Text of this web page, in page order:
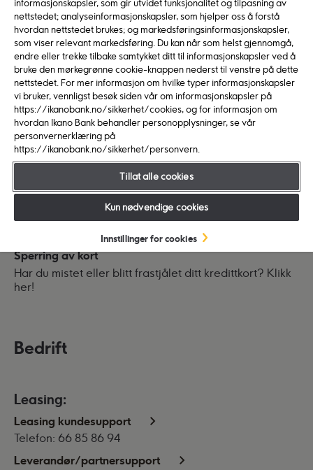
Privat
IKEA Kort
Telefon: 66 85 86 00
Ikano Lånet
Telefon: 66 85 86 66
Ikano Visa
Telefon: 66 85 86 88
Innlogging til Min Side
kan du ordne mye selv, bl.a kan du hente
Sperring av kort
Har du mistet eller blitt frastjålet ditt kredittkort? Klikk
her!
Bedrift
Leasing:
Leasing kundesupport
Telefon: 66 85 86 94
Leverandør/partnersupport
informasjonskapsler, som gir utvidet funksjonalitet og tilpasning av
nettstedet; analyseinformasjonskapsler, som hjelper oss å forstå
hvordan nettstedet brukes; og markedsføringsinformasjonskapsler,
som viser relevant markedsføring. Du kan når som helst gjennomgå,
endre eller trekke tilbake samtykket ditt til informasjonskapsler ved å
bruke den mørkegrønne cookie-knappen nederst til venstre på dette
nettstedet. For mer informasjon om hvilke typer informasjonskapsler
vi bruker, vennligst besøk siden vår om informasjonskapsler på
https://ikanobank.no/sikkerhet/cookies, og for informasjon om
hvordan Ikano Bank behandler personopplysninger, se vår
personvernerklæring på
https://ikanobank.no/sikkerhet/personvern.
Tillat alle cookies
Kun nødvendige cookies
Innstillinger for cookies